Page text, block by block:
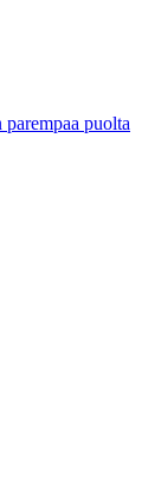
puolta